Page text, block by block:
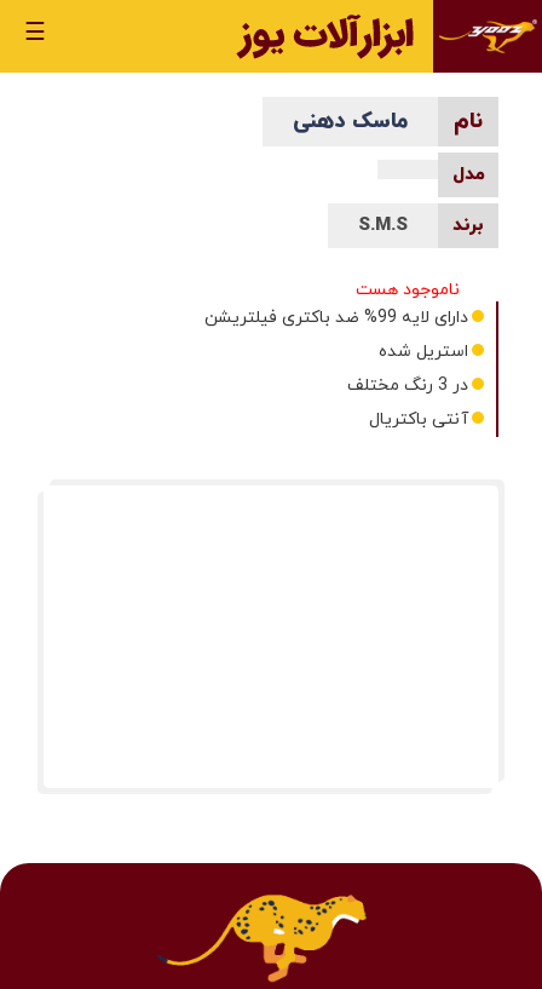
☰
ماسک دهنی
S.M.S
ناموجود هست
دارای لایه 99% ضد باکتری فیلتریشن
استریل شده
در 3 رنگ مختلف
آنتی باکتریال